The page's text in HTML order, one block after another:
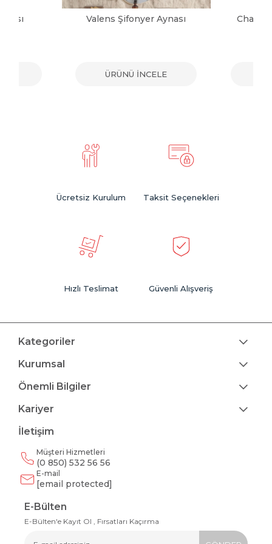
Valens Şifonyer Aynası
ÜRÜNÜ İNCELE
Charm
Ücretsiz Kurulum Taksit Seçenekleri
Hızlı Teslimat Güvenli Alışveriş
Kategoriler
Kurumsal
Önemli Bilgiler
Kariyer
İletişim
Müşteri Hizmetleri
(0 850) 532 56 56
E-mail
[email protected]
E-Bülten
E-Bülten'e Kayıt Ol , Fırsatları Kaçırma